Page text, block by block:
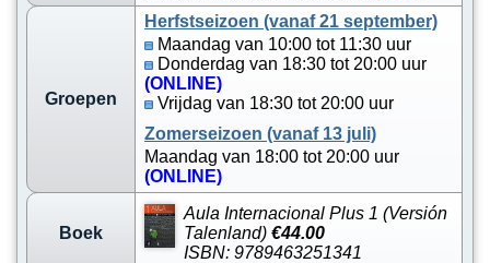
Groepen
Herfstseizoen (vanaf 21 september)
Maandag van 10:00 tot 11:30 uur
Donderdag van 18:30 tot 20:00 uur
(ONLINE)
Vrijdag van 18:30 tot 20:00 uur
Zomerseizoen (vanaf 13 juli)
Maandag van 18:00 tot 20:00 uur
(ONLINE)
Boek
Aula Internacional Plus 1 (Versión
Talenland) €44.00
ISBN: 9789463251341